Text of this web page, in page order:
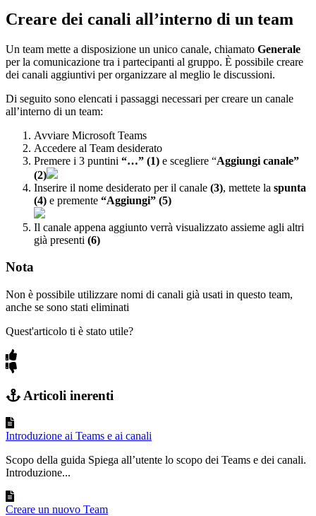
Creare dei canali all’interno di un team
Un team mette a disposizione un unico canale, chiamato Generale
per la comunicazione tra i partecipanti al gruppo. È possibile creare
dei canali aggiuntivi per organizzare al meglio le discussioni.
Di seguito sono elencati i passaggi necessari per creare un canale
all’interno di un team:
Avviare Microsoft Teams
Accedere al Team desiderato
Premere i 3 puntini “…” (1) e scegliere “Aggiungi canale”
(2)
Inserire il nome desiderato per il canale (3), mettete la spunta
(4) e premente “Aggiungi” (5)
Il canale appena aggiunto verrà visualizzato assieme agli altri
già presenti (6)
Nota
Non è possibile utilizzare nomi di canali già usati in questo team,
anche se sono stati eliminati
Quest'articolo ti è stato utile?
Articoli inerenti
Introduzione ai Teams e ai canali
Scopo della guida Spiega all’utente lo scopo dei Teams e dei canali.
Introduzione...
Creare un nuovo Team